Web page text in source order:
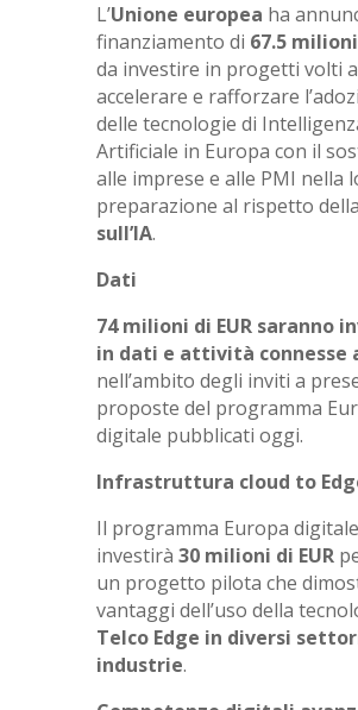
L’Unione europea ha
finanziamento di 67.5 milioni
da investire in progetti volti
accelerare e rafforzare
delle tecnologie di
Artificiale in Europa con il
alle imprese e alle PMI nella
preparazione al rispetto della
sull’IA.
Dati
74 milioni di EUR saranno
in dati e attività connesse
nell’ambito degli inviti a
proposte del programma
digitale pubblicati oggi.
Infrastruttura cloud to
Il programma Europa digitale
investirà 30 milioni di EUR
un progetto pilota che
vantaggi dell’uso della
Telco Edge in diversi
industrie.